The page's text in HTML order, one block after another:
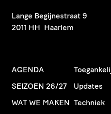
​Lange Begijnestraat 9
2011 HH Haarlem
AGENDA
SEIZOEN 26/27
WAT WE MAKEN
Updates
Techniek